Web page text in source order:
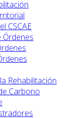
CSCAE
Órdenes
Rehabilitación
Carbono